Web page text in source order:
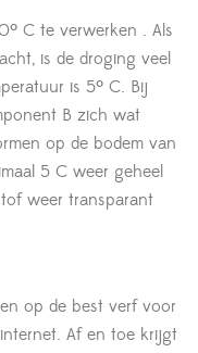
C te verwerken . Als
is de droging veel
is 5º C. Bij
B zich wat
op de bodem van
5 C weer geheel
weer transparant
op de best verf voor
Af en toe krijgt